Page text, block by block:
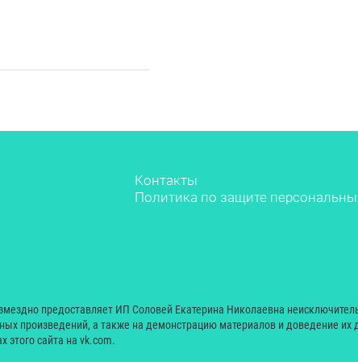
Контакты
Политика по защите
предоставляет ИП Соловей Екатерина Николаевна
произведений, а также на демонстрацию материалов и доведение их
этого сайта на vk.com.